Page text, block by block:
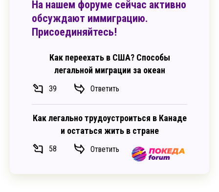
На нашем форуме сейчас активно
обсуждают иммиграцию.
Присоединяйтесь!
Как переехать в США? Способы
легальной миграции за океан
39 Ответить
Как легально трудоустроиться в Канаде
и остаться жить в стране
58 Ответить